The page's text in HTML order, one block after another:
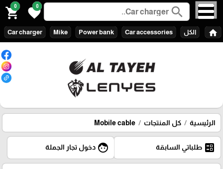
search
0
favorite
0
shopping_cart
home الكل Car charger Mike Power bank Car accessories
الرئيسية كل المنتجات Mobile cable
ballot طلباتي السابقة face دخول تجار الجملة